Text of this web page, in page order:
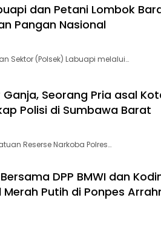
dan Petani Lombok
Pangan Nasional
Sektor (Polsek) Labuapi melalui…
Seorang Pria asal
Polisi di Sumbawa Barat
Reserse Narkoba Polres…
DPP BMWI dan
Merah Putih di Ponpes